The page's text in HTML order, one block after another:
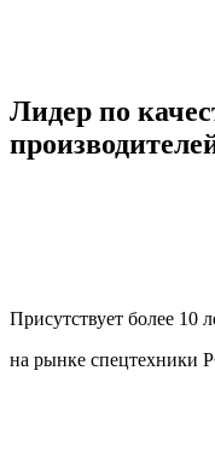
Лидер по
Присутствует более 10
на рынке спецтехники